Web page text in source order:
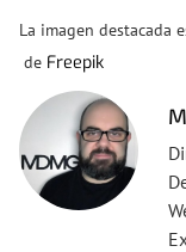
La imagen destacada
de Freepik